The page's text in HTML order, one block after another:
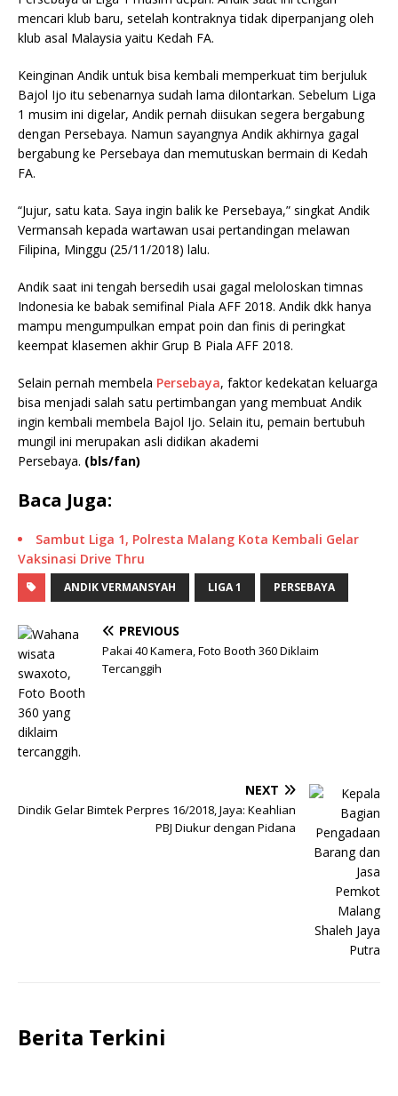
mencari klub baru, setelah kontraknya tidak diperpanjang oleh
klub asal Malaysia yaitu Kedah FA.
Keinginan Andik untuk bisa kembali memperkuat tim berjuluk
Bajol Ijo itu sebenarnya sudah lama dilontarkan. Sebelum Liga
1 musim ini digelar, Andik pernah diisukan segera bergabung
dengan Persebaya. Namun sayangnya Andik akhirnya gagal
bergabung ke Persebaya dan memutuskan bermain di Kedah
FA.
“Jujur, satu kata. Saya ingin balik ke Persebaya,” singkat Andik
Vermansah kepada wartawan usai pertandingan melawan
Filipina, Minggu (25/11/2018) lalu.
Andik saat ini tengah bersedih usai gagal meloloskan timnas
Indonesia ke babak semifinal Piala AFF 2018. Andik dkk hanya
mampu mengumpulkan empat poin dan finis di peringkat
keempat klasemen akhir Grup B Piala AFF 2018.
Selain pernah membela Persebaya, faktor kedekatan keluarga
bisa menjadi salah satu pertimbangan yang membuat Andik
ingin kembali membela Bajol Ijo. Selain itu, pemain bertubuh
mungil ini merupakan asli didikan akademi
Persebaya. (bls/fan)
Baca Juga:
Sambut Liga 1, Polresta Malang Kota Kembali Gelar
Vaksinasi Drive Thru
ANDIK VERMANSYAH LIGA 1 PERSEBAYA
PREVIOUS
Pakai 40 Kamera, Foto Booth 360 Diklaim
Tercanggih
NEXT
Dindik Gelar Bimtek Perpres 16/2018, Jaya: Keahlian
PBJ Diukur dengan Pidana
Berita Terkini